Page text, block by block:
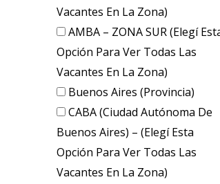
Vacantes En La Zona)
AMBA – ZONA SUR (elegí
Opción Para Ver Todas Las
Vacantes En La Zona)
Buenos Aires (provincia)
CABA (Ciudad Autónoma De
Buenos Aires) – (elegí Esta
Opción Para Ver Todas Las
Vacantes En La Zona)